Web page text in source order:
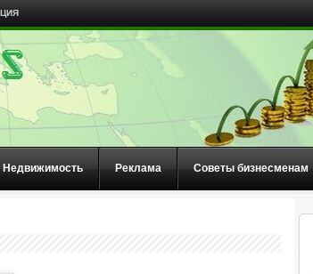
Недвижимость Реклама Советы бизнесменам